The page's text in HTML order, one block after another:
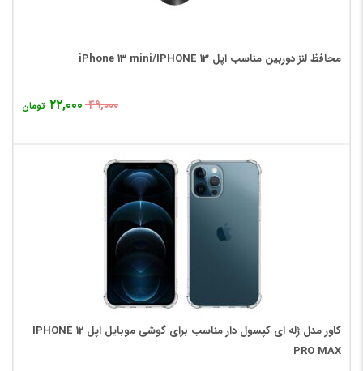
محافظ لنز دوربین مناسب اپل iPhone 13 mini/IPHONE 13
۴۹,۰۰۰ ۲۲,۰۰۰ تومان
کاور مدل ژله ای کپسول دار مناسب برای گوشی موبایل اپل IPHONE 12
PRO MAX